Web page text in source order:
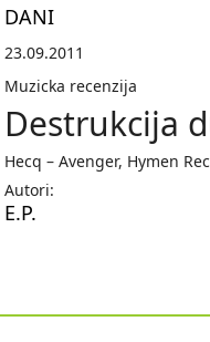
DANI
23.09.2011
Muzicka recenzija
Destrukcija
Hecq – Avenger, Hymen
Autori:
E.P.